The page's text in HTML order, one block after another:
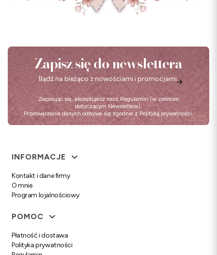
Zapisz się do newslettera
Bądź na bieżąco z nowościami i promocjami.
Zapisując się, akceptujesz nasz Regulamin (w zakresie
dotyczącym Newslettera).
Przetwarzanie danych odbywa się zgodnie z Polityką prywatności.
Linki w stopce
INFORMACJE
Kontakt i dane firmy
O mnie
Program lojalnościowy
POMOC
Płatność i dostawa
Polityka prywatności